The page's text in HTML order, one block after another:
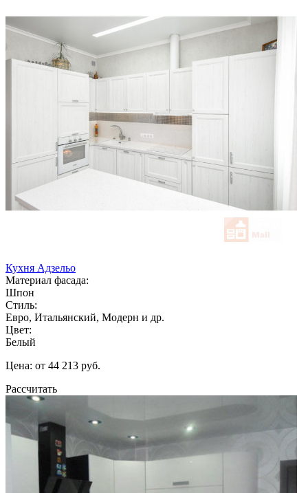
Кухня Адзельо
Материал фасада:
Шпон
Стиль:
Евро, Итальянский, Модерн и др.
Цвет:
Белый
Цена: от 44 213 руб.
Рассчитать